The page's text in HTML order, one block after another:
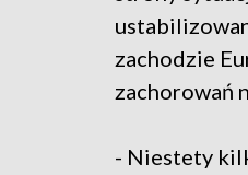
zachodzie
zachorowań
- Niestety